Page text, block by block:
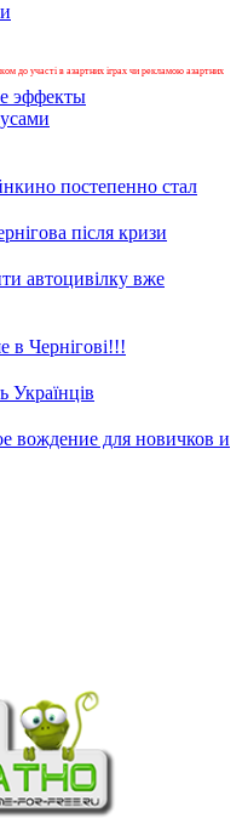
до участі в азартних іграх чи рекламою азартних
постепенно стал
після кризи
автоцивілку вже
в Чернігові!!!
вождение для новичков и